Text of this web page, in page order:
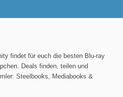
findet für euch die besten Blu-ray
Deals finden, teilen und
Steelbooks, Mediabooks &